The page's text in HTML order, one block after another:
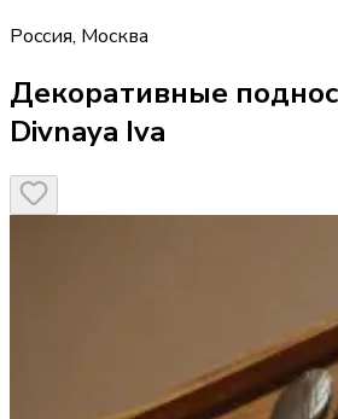
Россия, Москва
Декоративные
Divnaya Iva